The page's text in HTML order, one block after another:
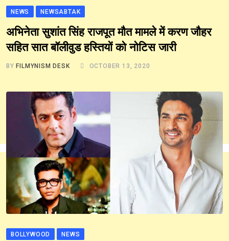
NEWS NEWSABTAK
अभिनेता सुशांत सिंह राजपूत मौत मामले में करण जौहर
सहित सात बॉलीवुड हस्तियों को नोटिस जारी
BY FILMYNISM DESK OCTOBER 13, 2020
BOLLYWOOD NEWS